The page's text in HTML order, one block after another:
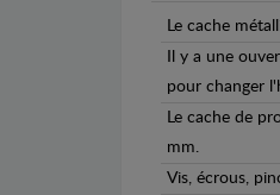
Le cache
Il y a une
pour changer
Le cache de
mm.
Vis, écrous,